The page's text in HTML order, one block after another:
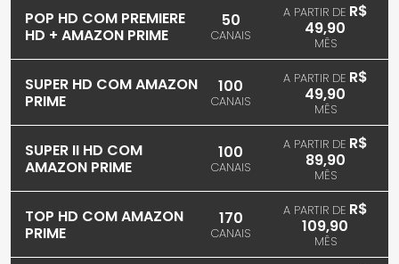
POP HD COM PREMIERE
HD + AMAZON PRIME
50
CANAIS
A PARTIR DE R$
49,90
MÊS
SUPER HD COM AMAZON
PRIME
100
CANAIS
A PARTIR DE R$
49,90
MÊS
SUPER II HD COM
AMAZON PRIME
100
CANAIS
A PARTIR DE R$
89,90
MÊS
TOP HD COM AMAZON
PRIME
170
CANAIS
A PARTIR DE R$
109,90
MÊS